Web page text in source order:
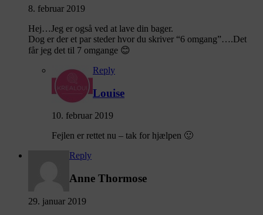
8. februar 2019
Hej…Jeg er også ved at lave din bager.
Dog er der et par steder hvor du skriver “6 omgang”….Det
får jeg det til 7 omgange 😊
Reply
Louise
10. februar 2019
Fejlen er rettet nu – tak for hjælpen 🙂
Reply
Anne Thormose
29. januar 2019